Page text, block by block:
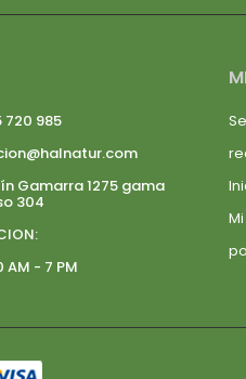
720 985
Gamarra 1275 gama
304
AM - 7 PM